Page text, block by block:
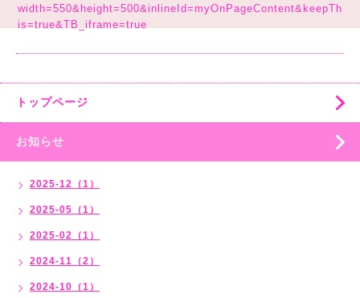
width=550&height=500&inlineId=myOnPageContent&keepTh
is=true&TB_iframe=true
トップページ
お知らせ
2025-12（1）
2025-05（1）
2025-02（1）
2024-11（2）
2024-10（1）